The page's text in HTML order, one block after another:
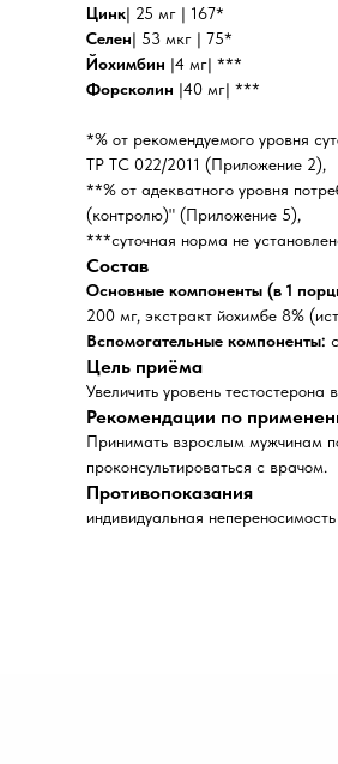
Цинк| 25 мг | 167*
Селен| 53 мкг | 75*
Йохимбин |4 мг| ***
Форсколин |40 мг| ***
*% от рекомендуемого уровня
ТР ТС 022/2011 (Приложение 2),
**% от адекватного уровня
(контролю)" (Приложение 5),
***суточная норма не
Состав
Основные компоненты (в 1
200 мг, экстракт йохимбе 8%
Вспомогательные компоненты:
Цель приёма
Увеличить уровень
Рекомендации по
Принимать взрослым мужчинам
проконсультироваться с врачом.
Противопоказания
индивидуальная